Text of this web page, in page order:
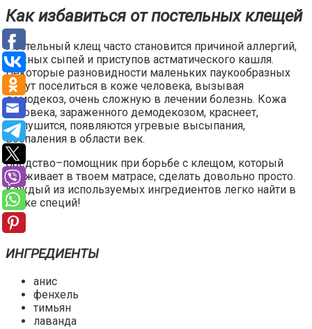
Как избавиться от постельных клещей
Постельный клещ часто становится причиной аллергий,
кожных сыпей и приступов астматического кашля.
Некоторые разновидности маленьких паукообразных
могут поселиться в коже человека, вызывая
демодекоз, очень сложную в лечении болезнь. Кожа
человека, зараженного демодекозом, краснеет,
шелушится, появляются угревые высыпания,
воспаления в области век.
Средство–помощник при борьбе с клещом, который
проживает в твоем матрасе, сделать довольно просто.
Каждый из используемых ингредиентов легко найти в
лавке специй!
ИНГРЕДИЕНТЫ
анис
фенхель
тимьян
лаванда